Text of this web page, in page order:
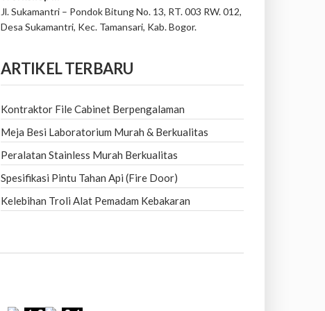
Jl. Sukamantri – Pondok Bitung No. 13, RT. 003 RW. 012,
Desa Sukamantri, Kec. Tamansari, Kab. Bogor.
ARTIKEL TERBARU
Kontraktor File Cabinet Berpengalaman
Meja Besi Laboratorium Murah & Berkualitas
Peralatan Stainless Murah Berkualitas
Spesifikasi Pintu Tahan Api (Fire Door)
Kelebihan Troli Alat Pemadam Kebakaran